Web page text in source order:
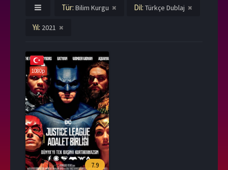
Tür: Bilim Kurgu Dil: Türkçe Dublaj
Yıl: 2021
1080p
7.9